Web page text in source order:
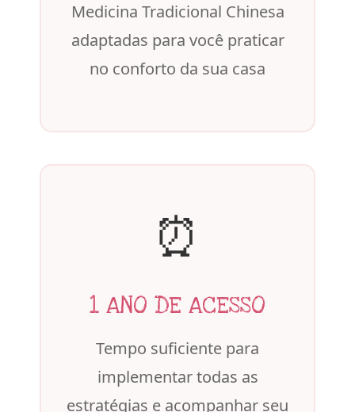
Medicina Tradicional Chinesa
adaptadas para você praticar
no conforto da sua casa
⏰
1 ANO DE ACESSO
Tempo suficiente para
implementar todas as
estratégias e acompanhar seu